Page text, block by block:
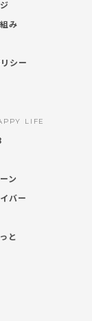
LIFE
ン
バー
と
み
シー